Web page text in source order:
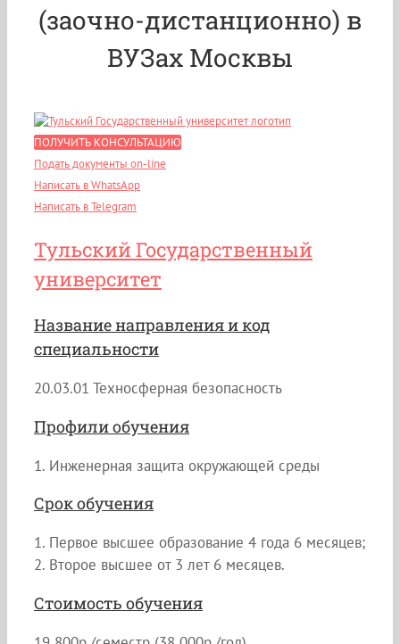
(заочно-дистанционно) в
ВУЗах Москвы
ПОЛУЧИТЬ КОНСУЛЬТАЦИЮ
Подать документы on-line
Написать в WhatsApp
Написать в Telegram
Тульский Государственный
университет
Название направления и код
специальности
20.03.01 Техносферная безопасность
Профили обучения
1. Инженерная защита окружающей среды
Срок обучения
1. Первое высшее образование 4 года 6 месяцев;
2. Второе высшее от 3 лет 6 месяцев.
Стоимость обучения